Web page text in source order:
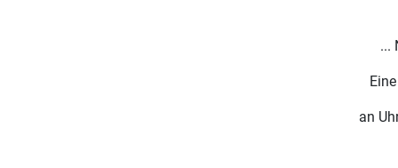
...
an